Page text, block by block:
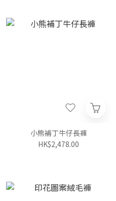
小熊補丁牛仔長褲
HK$2,478.00